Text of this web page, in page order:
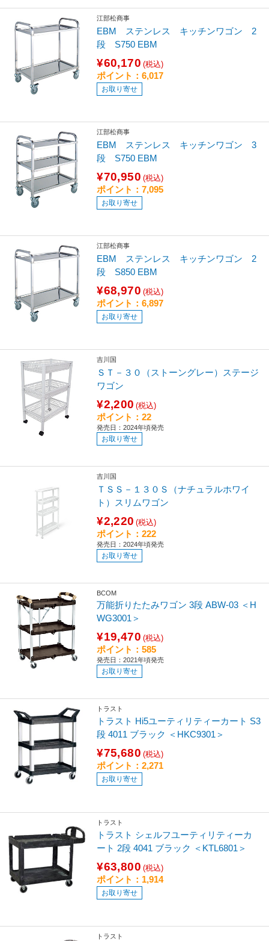
江部松商事
EBM ステンレス キッチンワゴン 2
段 S750 EBM
¥60,170 (税込)
ポイント：6,017
お取り寄せ
江部松商事
EBM ステンレス キッチンワゴン 3
段 S750 EBM
¥70,950 (税込)
ポイント：7,095
お取り寄せ
江部松商事
EBM ステンレス キッチンワゴン 2
段 S850 EBM
¥68,970 (税込)
ポイント：6,897
お取り寄せ
吉川国
ＳＴ－３０（ストーングレー）ステージ
ワゴン
¥2,200 (税込)
ポイント：22
発売日：2024年頃発売
お取り寄せ
吉川国
ＴＳＳ－１３０Ｓ（ナチュラルホワイ
ト）スリムワゴン
¥2,220 (税込)
ポイント：222
発売日：2024年頃発売
お取り寄せ
BCOM
万能折りたたみワゴン 3段 ABW-03 ＜H
WG3001＞
¥19,470 (税込)
ポイント：585
発売日：2021年頃発売
お取り寄せ
トラスト
トラスト Hi5ユーティリティーカート S3
段 4011 ブラック ＜HKC9301＞
¥75,680 (税込)
ポイント：2,271
お取り寄せ
トラスト
トラスト シェルフユーティリティーカ
ート 2段 4041 ブラック ＜KTL6801＞
¥63,800 (税込)
ポイント：1,914
お取り寄せ
トラスト